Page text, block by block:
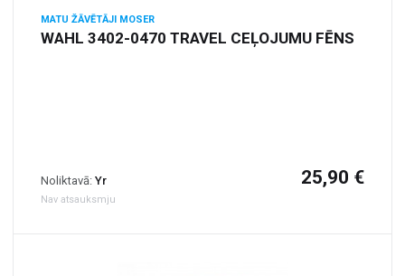
MATU ŽĀVĒTĀJI MOSER
WAHL 3402-0470 TRAVEL CEĻOJUMU FĒNS
Noliktavā: Yr
Nav atsauksmju
25,90 €